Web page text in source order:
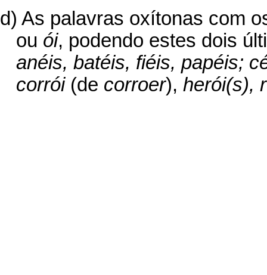
d) As palavras oxítonas com
ou ói, podendo estes dois
anéis, batéis, fiéis, papéis;
corrói(de corroer), herói(s),